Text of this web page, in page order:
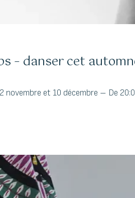
– danser cet
novembre et 10 décembre – De